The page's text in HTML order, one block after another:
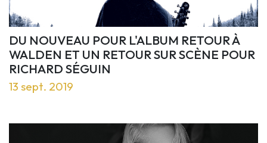
DU NOUVEAU POUR L'ALBUM RETOUR À
WALDEN ET UN RETOUR SUR SCÈNE POUR
RICHARD SÉGUIN
13 sept. 2019